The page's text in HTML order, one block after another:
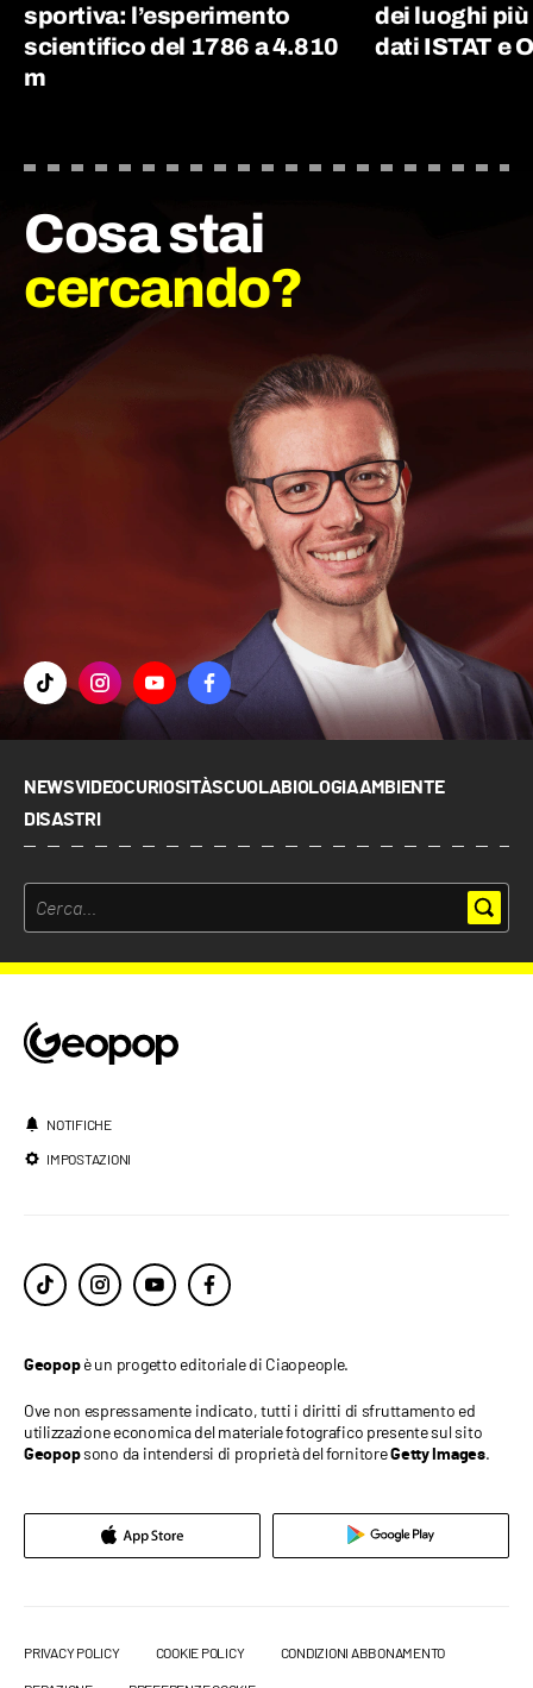
sportiva: l’esperimento
scientifico del 1786 a 4.810
m
dei luoghi
dati ISTAT e
Cosa stai
cercando?
NEWSVIDEOCURIOSITÀSCUOLABIOLOGIAAMBIENTE
DISASTRI
NOTIFICHE
IMPOSTAZIONI
Geopopè un progetto editoriale di Ciaopeople.
Ove non espressamente indicato, tutti i diritti di sfruttamento ed
utilizzazione economica del materiale fotografico presente sul sito
Geopopsono da intendersi di proprietà del fornitoreGetty Images.
PRIVACY POLICY COOKIE POLICY CONDIZIONI ABBONAMENTO